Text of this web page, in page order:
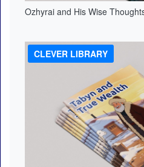
Ozhyrai and His Wise
CLEVER LIBRARY